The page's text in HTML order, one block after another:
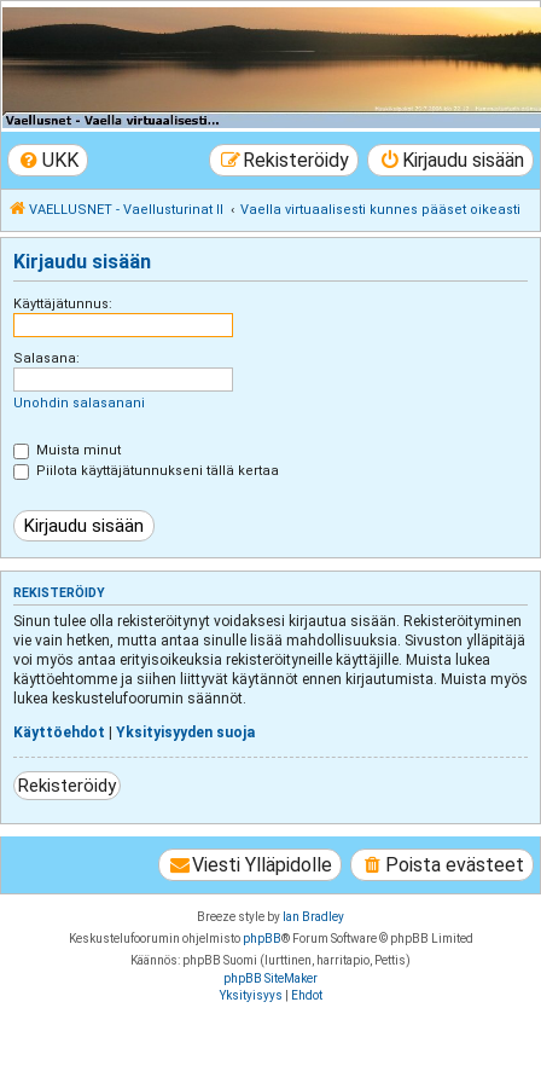
VAELLUSNET -
Vaellusturinat II
UKK Kirjaudu sisään
Rekisteröidy
VAELLUSNET - Vaellusturinat II Vaella virtuaalisesti kunnes pääset oikeasti
Kirjaudu sisään
Käyttäjätunnus:
Salasana:
Unohdin salasanani
Muista minut
Piilota käyttäjätunnukseni tällä kertaa
REKISTERÖIDY
Sinun tulee olla rekisteröitynyt voidaksesi kirjautua sisään. Rekisteröityminen
vie vain hetken, mutta antaa sinulle lisää mahdollisuuksia. Sivuston ylläpitäjä
voi myös antaa erityisoikeuksia rekisteröityneille käyttäjille. Muista lukea
käyttöehtomme ja siihen liittyvät käytännöt ennen kirjautumista. Muista myös
lukea keskustelufoorumin säännöt.
Käyttöehdot
Yksityisyyden suoja
Rekisteröidy
Poista evästeet
Viesti Ylläpidolle
Breeze style by Ian Bradley
Keskustelufoorumin ohjelmisto phpBB® Forum Software © phpBB Limited
Käännös: phpBB Suomi (lurttinen, harritapio, Pettis)
phpBB SiteMaker
Yksityisyys
Ehdot